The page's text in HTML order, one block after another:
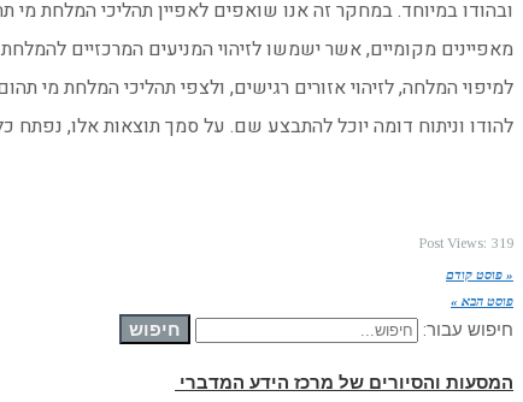
ובהודו במיוחד. במחקר זה אנו שואפים לאפיין תהליכי המלחת
מאפיינים מקומיים, אשר ישמשו לזיהוי המניעים המרכזיים
למיפוי המלחה, לזיהוי אזורים רגישים, ולצפי תהליכי המלחת מי
להודו וניתוח דומה יוכל להתבצע שם. על סמך תוצאות אלו, נפתח
Post Views: 319
« פוסט קודם
פוסט הבא »
חיפוש עבור: חיפוש
המסעות והסיורים של מרכז הידע המדברי